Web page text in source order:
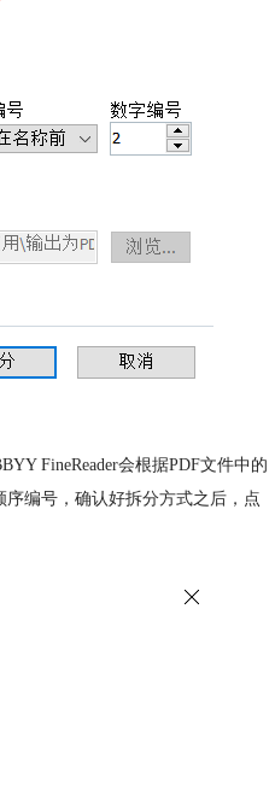
FineReader会根据PDF文件中的
编号，确认好拆分方式之后，点